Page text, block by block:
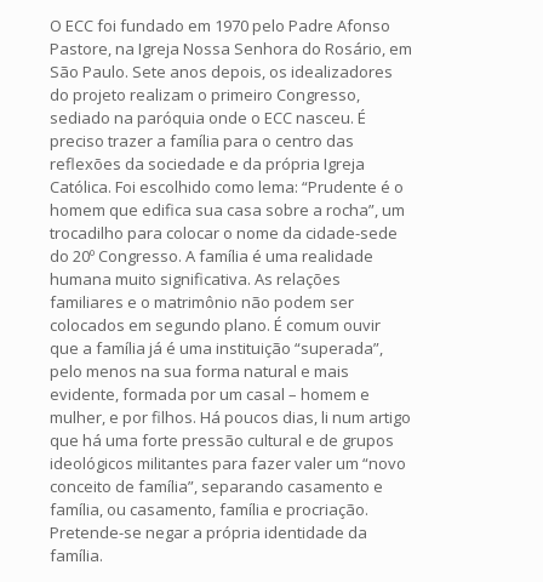
O ECC foi fundado em 1970 pelo Padre Afonso
Pastore, na Igreja Nossa Senhora do Rosário, em
São Paulo. Sete anos depois, os idealizadores
do projeto realizam o primeiro Congresso,
sediado na paróquia onde o ECC nasceu. É
preciso trazer a família para o centro das
reflexões da sociedade e da própria Igreja
Católica. Foi escolhido como lema: “Prudente é o
homem que edifica sua casa sobre a rocha”, um
trocadilho para colocar o nome da cidade-sede
do 20º Congresso. A família é uma realidade
humana muito significativa. As relações
familiares e o matrimônio não podem ser
colocados em segundo plano. É comum ouvir
que a família já é uma instituição “superada”,
pelo menos na sua forma natural e mais
evidente, formada por um casal – homem e
mulher, e por filhos. Há poucos dias, li num artigo
que há uma forte pressão cultural e de grupos
ideológicos militantes para fazer valer um “novo
conceito de família”, separando casamento e
família, ou casamento, família e procriação.
Pretende-se negar a própria identidade da
família.